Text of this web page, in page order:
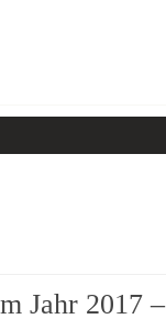
Jahr 2017 –